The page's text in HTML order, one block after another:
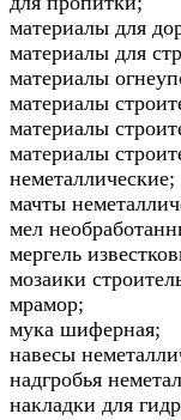
материалы для
материалы для
материалы
материалы
материалы
материалы
неметаллические;
мачты
мел
мергель
мозаики
мрамор;
мука шиферная;
навесы
надгробья
накладки для